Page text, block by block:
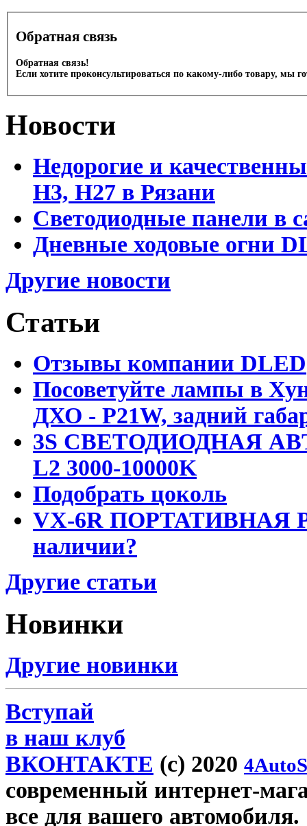
Обратная связь
Обратная связь!
Если хотите проконсультироваться по какому-либо товару, мы
Новости
Недорогие и
Н3, Н27 в Рязани
Светодиодные панели в
Дневные ходовые огни
Другие новости
Статьи
Отзывы компании DLED
Посоветуйте лампы в
ДХО - P21W, задний
3S СВЕТОДИОДНАЯ
L2 3000-10000K
Подобрать цоколь
VX-6R ПОРТАТИВНАЯ
наличии?
Другие статьи
Новинки
Другие новинки
Вступай
в наш клуб
ВКОНТАКТЕ (c) 2020
современный интернет-
все для вашего автомобиля.